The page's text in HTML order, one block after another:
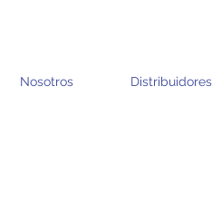
Nosotros Distribuidores